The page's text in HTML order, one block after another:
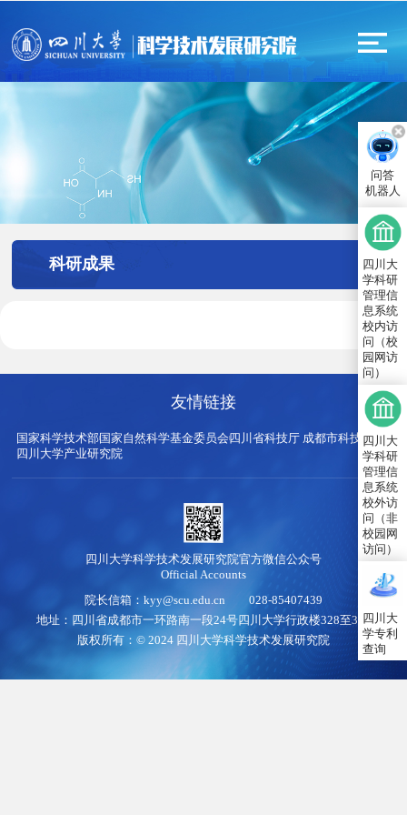
科研成果
友情链接
国家科学技术部国家自然科学基金委员会四川省科技厅 成都市科技局
四川大学产业研究院
四川大学科学技术发展研究院官方微信公众号
Official Accounts
院长信箱：kyy@scu.edu.cn 028-85407439
地址：四川省成都市一环路南一段24号四川大学行政楼328至345
版权所有：© 2024 四川大学科学技术发展研究院
问答
机器人
四川大
学科研
管理信
息系统
校内访
问（校
园网访
问）
四川大
学科研
管理信
息系统
校外访
问（非
校园网
访问）
四川大
学专利
查询